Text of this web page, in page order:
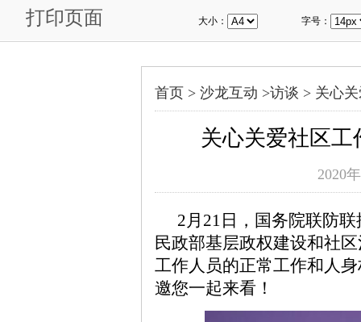
打印页面 大小： 字号：
首页 > 沙龙互动 >访谈 > 关心
关心关爱社区工
2020
2月21日，国务院联防
民政部基层政权建设和社
工作人员的正常工作和人
邀您一起来看！